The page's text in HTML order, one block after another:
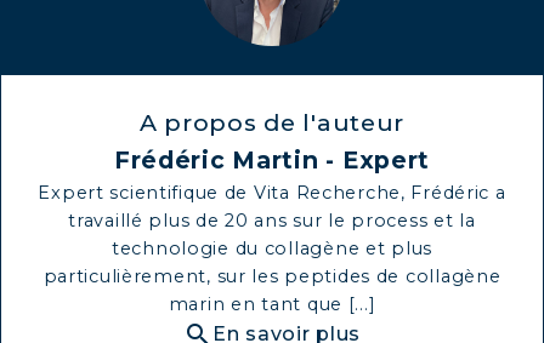
A propos de l'auteur
Frédéric Martin - Expert
Expert scientifique de Vita Recherche, Frédéric a
travaillé plus de 20 ans sur le process et la
technologie du collagène et plus
particulièrement, sur les peptides de collagène
marin en tant que [...]
search En savoir plus